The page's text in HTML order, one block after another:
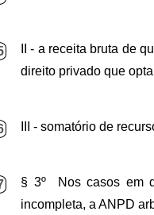
II - a receita bruta de
direito privado que
III - somatório de
§ 3º Nos casos em
incompleta, a ANPD